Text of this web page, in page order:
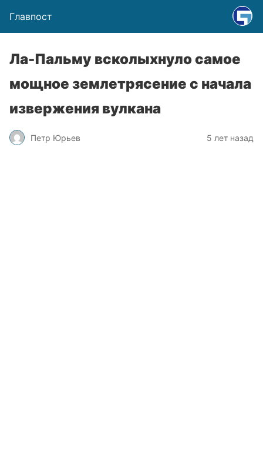
Главпост
Ла-Пальму всколыхнуло самое
мощное землетрясение с начала
извержения вулкана
Петр Юрьев 5 лет назад